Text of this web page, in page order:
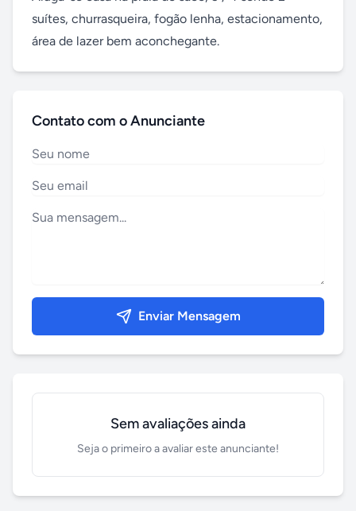
suítes, churrasqueira, fogão lenha, estacionamento,
área de lazer bem aconchegante.
Contato com o Anunciante
Enviar Mensagem
Sem avaliações ainda
Seja o primeiro a avaliar este anunciante!